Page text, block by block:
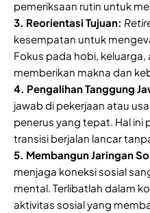
pemeriksaan rutin untuk
3. Reorientasi Tujuan:
kesempatan untuk
Fokus pada hobi,
memberikan makna dan
4. Pengalihan Tanggung
jawab di pekerjaan atau
penerus yang tepat. Hal
transisi berjalan lancar
5. Membangun Jaringan
menjaga koneksi sosial
mental. Terlibatlah dalam
aktivitas sosial yang